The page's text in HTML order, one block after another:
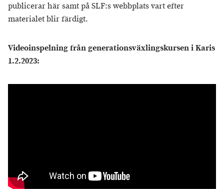
publicerar här samt på SLF:s webbplats vart efter
materialet blir färdigt.
Videoinspelning från generationsväxlingskursen i Karis
1.2.2023: